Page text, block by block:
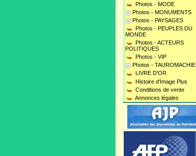
Photos - MODE
Photos - MONUMENTS
Photos - PAYSAGES
Photos - PEUPLES DU
MONDE
Photos - ACTEURS
POLITIQUES
Photos - VIP
Photos - TAUROMACHIE
LIVRE D'OR
Histoire d'Image Plus
Conditions de vente
Annonces légales